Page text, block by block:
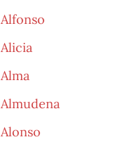
Alfonso
Alicia
Alma
Almudena
Alonso